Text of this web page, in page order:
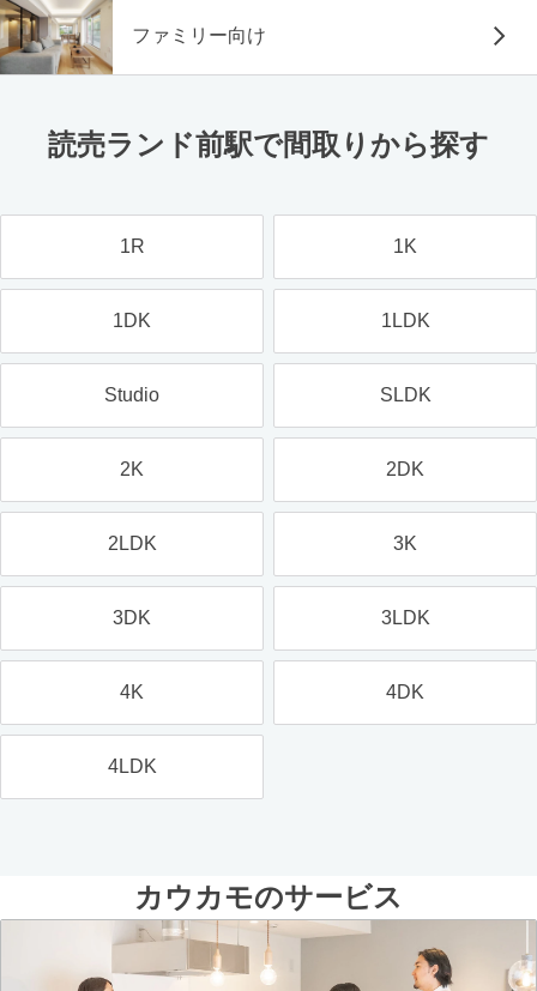
ファミリー向け
読売ランド前駅で間取りから探す
1R 1K
1DK 1LDK
Studio SLDK
2K 2DK
2LDK 3K
3DK 3LDK
4K 4DK
4LDK
カウカモのサービス